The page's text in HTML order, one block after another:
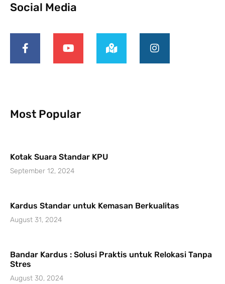
Social Media
Most Popular
Kotak Suara Standar KPU
September 12, 2024
Kardus Standar untuk Kemasan Berkualitas
August 31, 2024
Bandar Kardus : Solusi Praktis untuk Relokasi Tanpa
Stres
August 30, 2024